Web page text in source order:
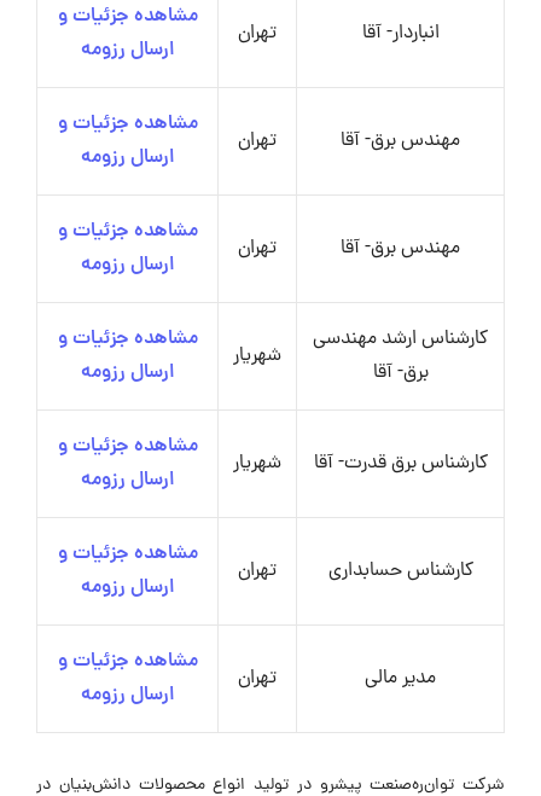
انباردار- آقا تهران
مشاهده جزئیات و
ارسال رزومه
مهندس برق- آقا تهران
مشاهده جزئیات و
ارسال رزومه
مهندس برق- آقا تهران
مشاهده جزئیات و
ارسال رزومه
کارشناس ارشد مهندسی
برق- آقا
شهریار
مشاهده جزئیات و
ارسال رزومه
کارشناس برق قدرت- آقا شهریار
مشاهده جزئیات و
ارسال رزومه
کارشناس حسابداری تهران
مشاهده جزئیات و
ارسال رزومه
مدیر مالی تهران
مشاهده جزئیات و
ارسال رزومه
شرکت توان‌ره‌صنعت پیشرو در تولید انواع محصولات دانش‌بنیان در